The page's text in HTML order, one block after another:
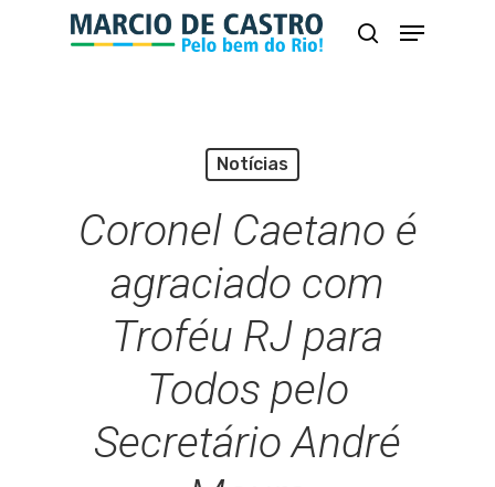
busca
Menu
Notícias
Coronel Caetano é
agraciado com
Troféu RJ para
Todos pelo
Secretário André